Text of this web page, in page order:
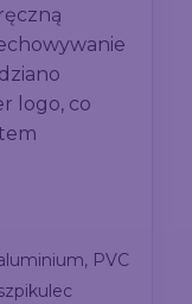
logo, co
PVC